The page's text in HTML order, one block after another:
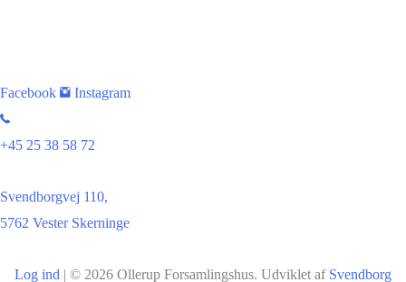
Facebook Instagram
+45 25 38 58 72
Svendborgvej 110,
5762 Vester Skerninge
Log ind | © 2026 Ollerup Forsamlingshus. Udviklet af Svendborg